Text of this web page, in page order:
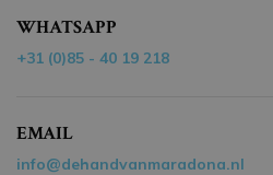
WHATSAPP
+31 (0)85 - 40 19 218
EMAIL
info@dehandvanmaradona.nl